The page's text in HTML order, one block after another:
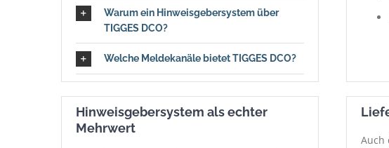
Warum ein Hinweisgebersystem über
TIGGES DCO?
Welche Meldekanäle bietet TIGGES DCO?
Hinweisgebersystem als echter
Mehrwert
Auch